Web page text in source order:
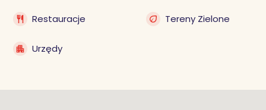
Restauracje Tereny Zielone
Urzędy